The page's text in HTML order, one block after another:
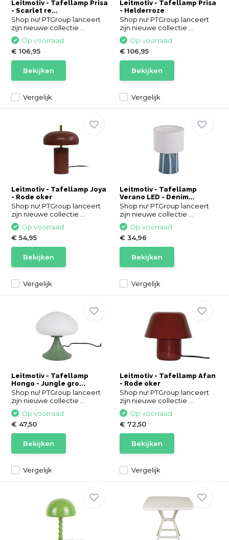
Leitmotiv - Tafellamp Prisa
- Scarlet re...
Shop nu! PTGroup lanceert
zijn nieuwe collectie ...
Vergelijk
Op voorraad
€ 106,95
Bekijken
Leitmotiv - Tafellamp Prisa
- Helderroze
Shop nu! PTGroup lanceert
zijn nieuwe collectie ...
Vergelijk
Op voorraad
€ 106,95
Bekijken
Leitmotiv - Tafellamp Joya
- Rode oker
Shop nu! PTGroup lanceert
zijn nieuwe collectie ...
Vergelijk
Op voorraad
€ 54,95
Bekijken
Leitmotiv - Tafellamp
Verano LED - Denim...
Shop nu! PTGroup lanceert
zijn nieuwe collectie ...
Vergelijk
Op voorraad
€ 34,96
Bekijken
Leitmotiv - Tafellamp
Hongo - Jungle gro...
Shop nu! PTGroup lanceert
zijn nieuwe collectie ...
Vergelijk
Op voorraad
€ 47,50
Bekijken
Leitmotiv - Tafellamp Afan
- Rode oker
Shop nu! PTGroup lanceert
zijn nieuwe collectie ...
Vergelijk
Op voorraad
€ 72,50
Bekijken